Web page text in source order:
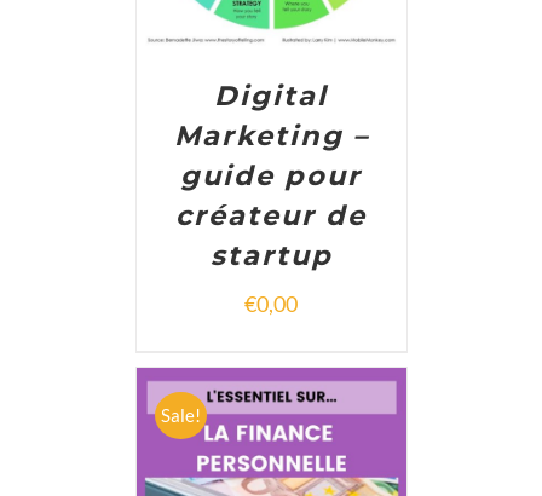
Digital
Marketing –
guide pour
créateur de
startup
€0,00
Sale!